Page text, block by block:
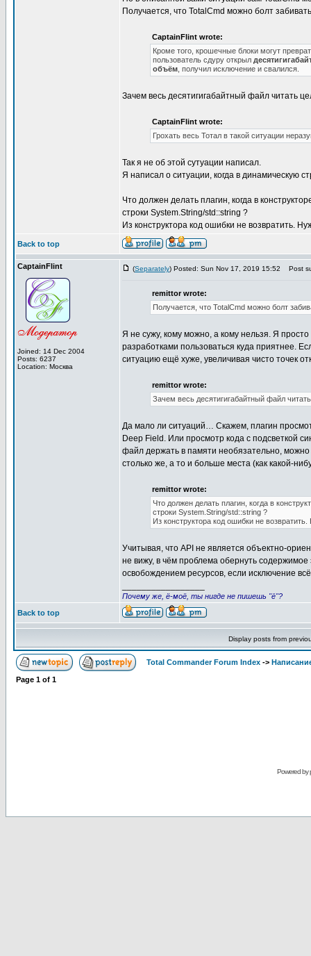
Получается, что TotalCmd можно болт
CaptainFlint wrote:
Кроме того, крошечные блоки могут
пользователь сдуру открыл
объём , получил исключение и свалился.
Зачем весь десятигигабайтный файл читать
CaptainFlint wrote:
Грохать весь Тотал в такой ситуации
Так я не об этой сутуации написал.
Я написал о ситуации, когда в динамическую
Что должен делать плагин, когда в
строки System.String/std::string ?
Из конструктора код ошибки не возвратить.
Back to top
CaptainFlint
Joined: 14 Dec 2004
Posts: 6237
Location: Москва
(Separately) Posted: Sun Nov 17, 2019 15:52 Post
remittor wrote:
Получается, что TotalCmd можно болт
Я не сужу, кому можно, а кому нельзя. Я
разработками пользоваться куда приятнее.
ситуацию ещё хуже, увеличивая чисто точек
remittor wrote:
Зачем весь десятигигабайтный файл
Да мало ли ситуаций… Скажем, плагин
Deep Field. Или просмотр кода с подсветкой
файл держать в памяти необязательно,
столько же, а то и больше места (как какой-
remittor wrote:
Что должен делать плагин, когда в
строки System.String/std::string ?
Из конструктора код ошибки не
Учитывая, что API не является объектно-
не вижу, в чём проблема обернуть
освобождением ресурсов, если исключение
Почему же, ё-моё, ты нигде не пишешь "ё"?
Back to top
Display posts from
Total Commander Forum Index ->
Page 1 of 1
Powered by